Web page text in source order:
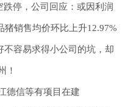
停，公司回应：或因利润
销售均价环比上升12.97%
容易求得小公司的坑，却
！
德信等有项目在建